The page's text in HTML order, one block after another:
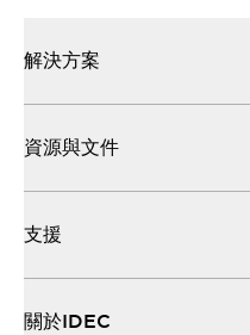
解決方案
資源與文件
支援
關於IDEC